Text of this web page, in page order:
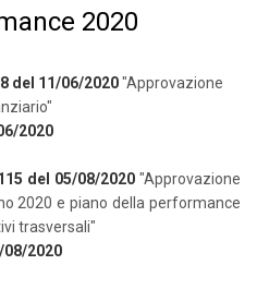
2020
del 11/06/2020"Approvazione
2020
del 05/08/2020"Approvazione
2020 e piano della performance
trasversali"
08/2020